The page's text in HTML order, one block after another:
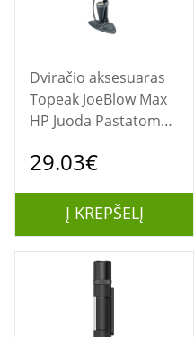
Dviračio aksesuaras
Topeak JoeBlow Max
HP Juoda Pastatoma
29.03€
Į KREPŠELĮ